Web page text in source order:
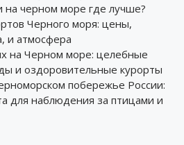
черном море где лучше?
Черного моря: цены,
и атмосфера
на Черном море: целебные
и оздоровительные курорты
побережье России:
для наблюдения за птицами и